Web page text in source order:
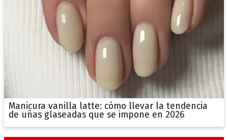
Manicura vanilla latte: cómo llevar la tendencia
de uñas glaseadas que se impone en 2026